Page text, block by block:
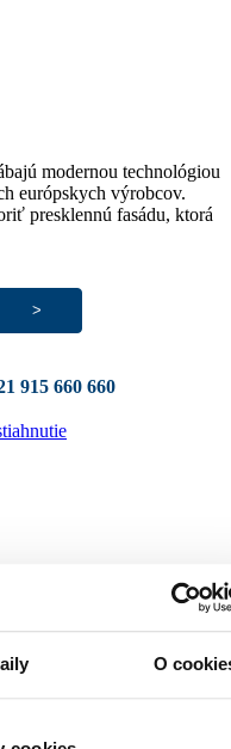
O
modernou technológiou
európskych výrobcov.
presklennú fasádu, ktorá
915 660 660
do budov maximálne
prvkov
variantov vyhotovenia